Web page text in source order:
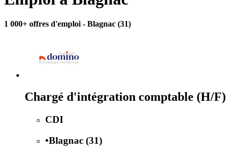
1 000+ offres d'emploi - Blagnac (31)
Chargé d'intégration comptable (H/F)
CDI
•Blagnac (31)